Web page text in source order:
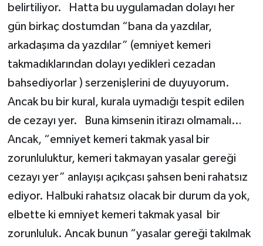
belirtiliyor. Hatta bu uygulamadan dolayı her
gün birkaç dostumdan “bana da yazdılar,
arkadaşıma da yazdılar” (emniyet kemeri
takmadıklarından dolayı yedikleri cezadan
bahsediyorlar ) serzenişlerini de duyuyorum.
Ancak bu bir kural, kurala uymadığı tespit edilen
de cezayı yer. Buna kimsenin itirazı olmamalı…
Ancak, “emniyet kemeri takmak yasal bir
zorunluluktur, kemeri takmayan yasalar gereği
cezayı yer” anlayışı açıkçası şahsen beni rahatsız
ediyor. Halbuki rahatsız olacak bir durum da yok,
elbette ki emniyet kemeri takmak yasal bir
zorunluluk. Ancak bunun “yasalar gereği takılmak